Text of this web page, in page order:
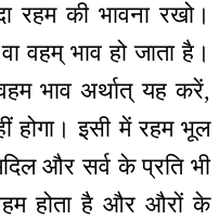
रहम की भावना रखो।
वहम् भाव हो जाता है।
भाव अर्थात् यह करें,
होगा। इसी में रहम भूल
और सर्व के प्रति भी
होता है और औरों के